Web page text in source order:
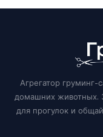
Агрегатор груминг-
домашних животных.
для прогулок и